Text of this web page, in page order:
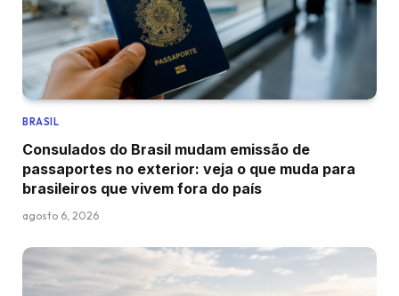
BRASIL
Consulados do Brasil mudam emissão de
passaportes no exterior: veja o que muda para
brasileiros que vivem fora do país
agosto 6, 2026